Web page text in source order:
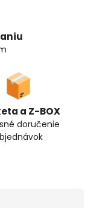
a Z-BOX
doručenie